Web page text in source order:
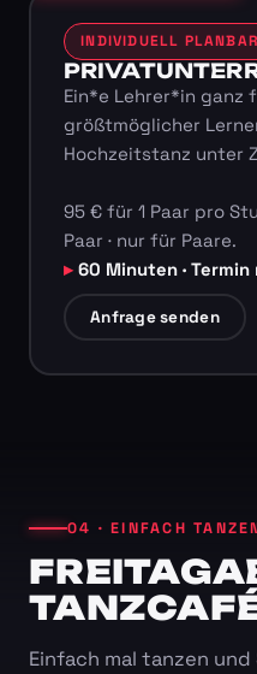
INDIVIDUELL PLANBAR
Ein*e Lehrer*in ganz
größtmöglicher
Hochzeitstanz unter
95 € für 1 Paar pro
Paar · nur für Paare.
60 Minuten ·
Anfrage senden
04 · EINFACH
Einfach mal tanzen